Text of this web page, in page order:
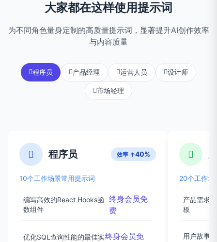
大家都在这样使用提示词
为不同角色量身定制的高质量提示词，显著提升AI创作效率
与内容质量
程序员 产品经理 运营人员 设计师
市场经理
程序员 效率 ↑40%
10个工作场景常用提示词
编写高效的React Hooks函
数组件
终身会员免
费
优化SQL查询性能的最佳实终身会员免
20个工作场
产品需求
板
用户故事